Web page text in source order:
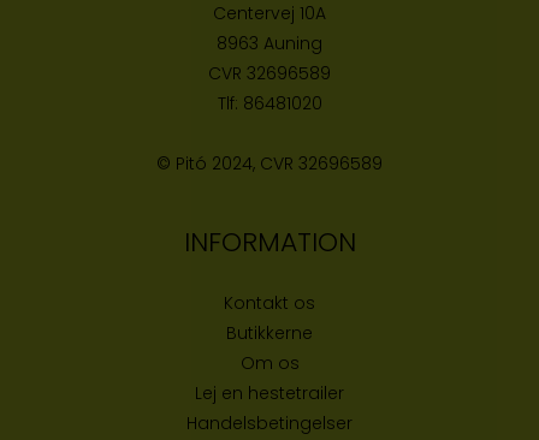
Centervej 10A
8963 Auning
CVR 32696589
Tlf: 86481020
© Pitó 2024, CVR 32696589
INFORMATION
Kontakt os
Butikkerne
Om os
Lej en hestetrailer
Handelsbetingelser